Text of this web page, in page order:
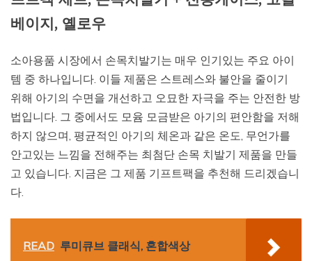
베이지, 옐로우
소아용품 시장에서 손목치발기는 매우 인기있는 주요 아이
템 중 하나입니다. 이들 제품은 스트레스와 불안을 줄이기
위해 아기의 수면을 개선하고 오묘한 자극을 주는 안전한 방
법입니다. 그 중에서도 모윰 모금받은 아기의 편안함을 저해
하지 않으며, 평균적인 아기의 체온과 같은 온도, 무언가를
안고있는 느낌을 전해주는 최첨단 손목 치발기 제품을 만들
고 있습니다. 지금은 그 제품 기프트팩을 추천해 드리겠습니
다.
READ 루미큐브 클래식, 혼합색상